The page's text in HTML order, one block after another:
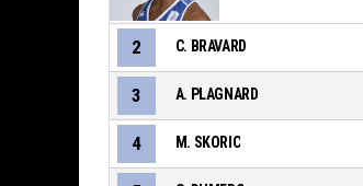
2 C. BRAVARD
3 A. PLAGNARD
4 M. SKORIC